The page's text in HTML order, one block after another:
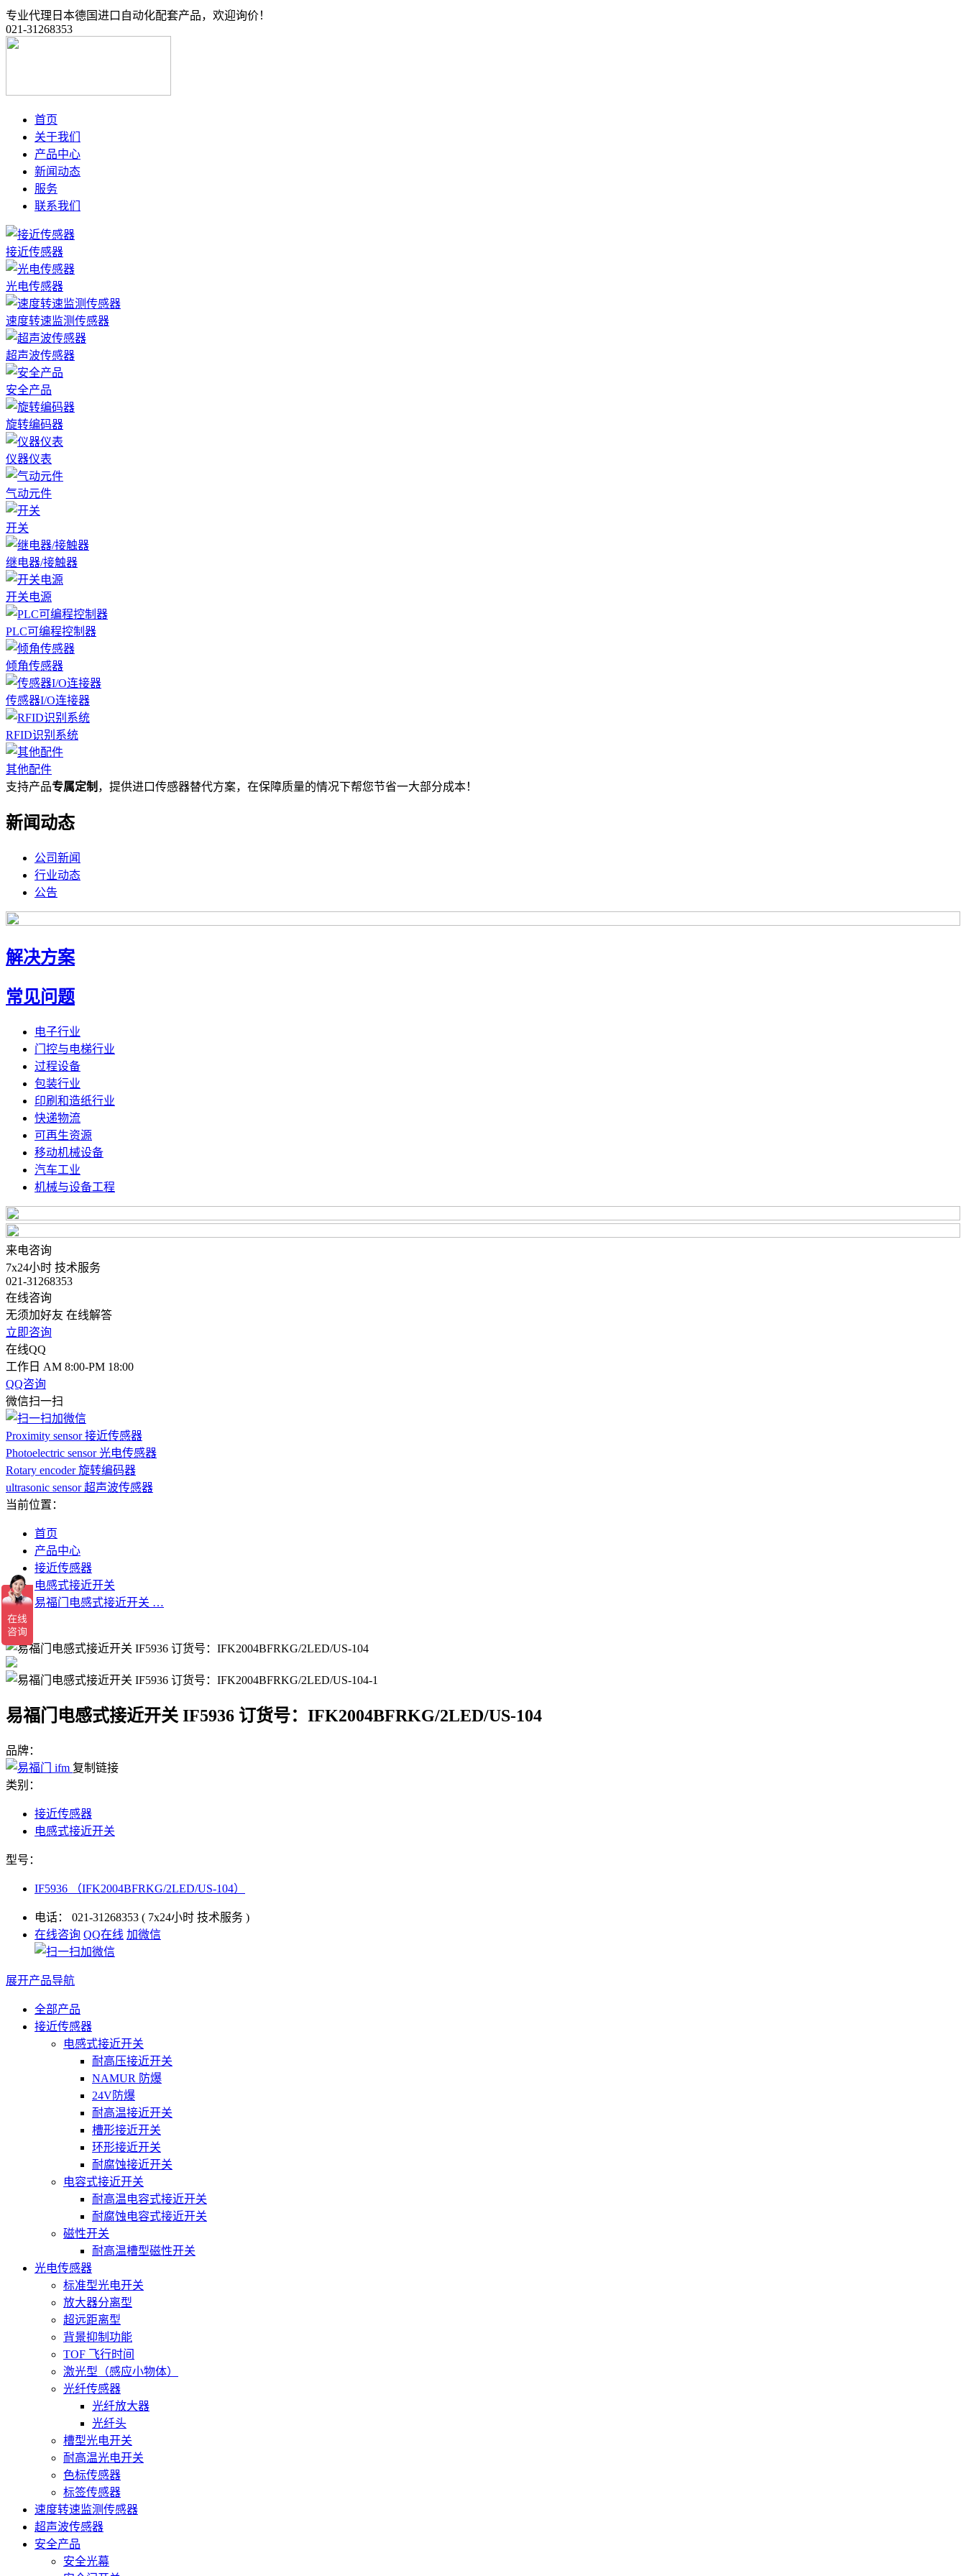
专业代理日本德国进口自动化配套产品，欢迎询价！
021-31268353
首页
关于我们
产品中心
新闻动态
服务
联系我们
接近传感器
光电传感器
速度转速监测传感器
超声波传感器
安全产品
旋转编码器
仪器仪表
气动元件
开关
继电器/接触器
开关电源
PLC可编程控制器
倾角传感器
传感器I/O连接器
RFID识别系统
其他配件
支持产品专属定制 ，提供进口传感器替代方案，在保障质量的情况下帮您节省一大部分成本！
新闻动态
公司新闻
行业动态
公告
解决方案
常见问题
电子行业
门控与电梯行业
过程设备
包装行业
印刷和造纸行业
快递物流
可再生资源
移动机械设备
汽车工业
机械与设备工程
来电咨询
7x24小时 技术服务
021-31268353
在线咨询
无须加好友 在线解答
立即咨询
在线QQ
工作日 AM 8:00-PM 18:00
QQ咨询
微信扫一扫
Proximity sensor 接近传感器
Photoelectric sensor 光电传感器
Rotary encoder 旋转编码器
ultrasonic sensor 超声波传感器
当前位置：
首页
产品中心
接近传感器
电感式接近开关
易福门电感式接近开关 …
返回
易福门电感式接近开关 IF5936 订货号：IFK2004BFRKG/2LED/US-104
品牌：
复制链接
类别：
接近传感器
电感式接近开关
型号：
IF5936 （IFK2004BFRKG/2LED/US-104）
电话： 021-31268353 ( 7x24小时 技术服务 )
在线咨询 QQ在线 加微信
展开产品导航
全部产品
接近传感器
电感式接近开关
耐高压接近开关
NAMUR 防爆
24V防爆
耐高温接近开关
槽形接近开关
环形接近开关
耐腐蚀接近开关
电容式接近开关
耐高温电容式接近开关
耐腐蚀电容式接近开关
磁性开关
耐高温槽型磁性开关
光电传感器
标准型光电开关
放大器分离型
超远距离型
背景抑制功能
TOF 飞行时间
激光型（感应小物体）
光纤传感器
光纤放大器
光纤头
槽型光电开关
耐高温光电开关
色标传感器
标签传感器
速度转速监测传感器
超声波传感器
安全产品
安全光幕